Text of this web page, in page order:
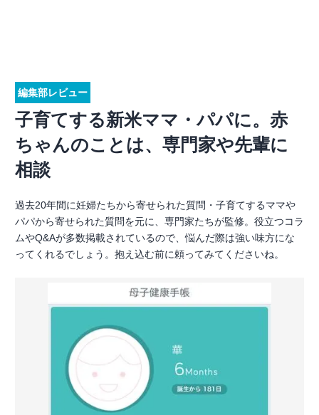
編集部レビュー
子育てする新米ママ・パパに。赤
ちゃんのことは、専門家や先輩に
相談
過去20年間に妊婦たちから寄せられた質問・子育てするママや
パパから寄せられた質問を元に、専門家たちが監修。役立つコラ
ムやQ&Aが多数掲載されているので、悩んだ際は強い味方にな
ってくれるでしょう。抱え込む前に頼ってみてくださいね。